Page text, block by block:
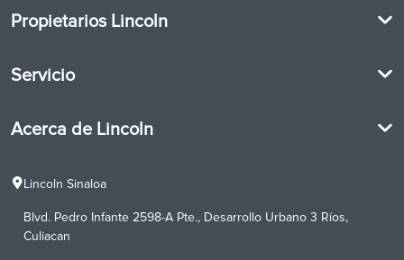
Cotización
Propietarios Lincoln
Asistencia 24 hrs
Lincoln D-Tect
Abastecimiento Express de partes
Servicio
Servicio Lincoln
Acerca de Lincoln
Lincoln Sinaloa
Blvd. Pedro Infante 2598-A Pte., Desarrollo Urbano 3 Ríos,
Culiacan